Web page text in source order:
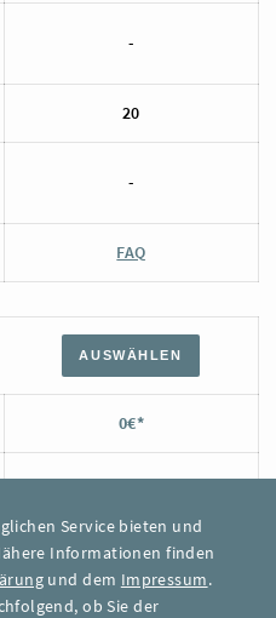
-
20
-
FAQ
AUSWÄHLEN
0€*
Keine
Service bieten und
Informationen finden
und dem Impressum.
ob Sie der